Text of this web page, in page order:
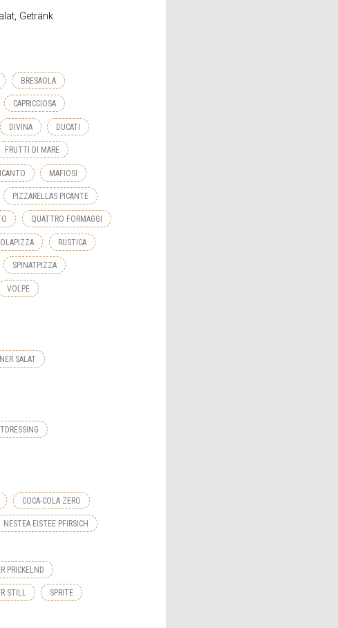
Getränk
BRESAOLA
CAPRICCIOSA
DIVINA DUCATI
FRUTTI DI MARE
MAFIOSI
PIZZARELLAS PICANTE
QUATTRO FORMAGGI
RUSTICA
SPINATPIZZA
VOLPE
SALAT
COCA-COLA ZERO
NESTEA EISTEE PFIRSICH
PRICKELND
STILL SPRITE